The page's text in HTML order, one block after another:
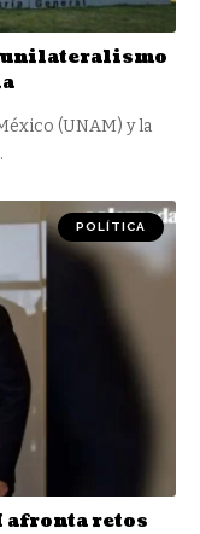
unilateralismo
(UNAM) y la
POLÍTICA
afronta retos